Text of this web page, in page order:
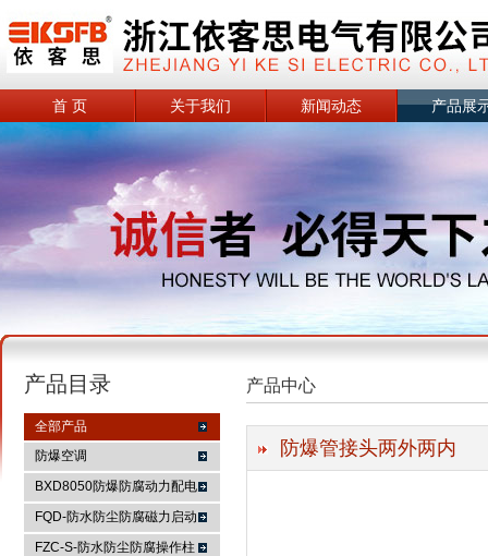
浙江依客思电气有限公司
首 页 关于我们 新闻动态 产品展
产品目录
全部产品
防爆空调
BXD8050防爆防腐动力配电
箱
FQD-防水防尘防腐磁力启动
器
FZC-S-防水防尘防腐操作柱
产品中心
防爆管接头两外两内